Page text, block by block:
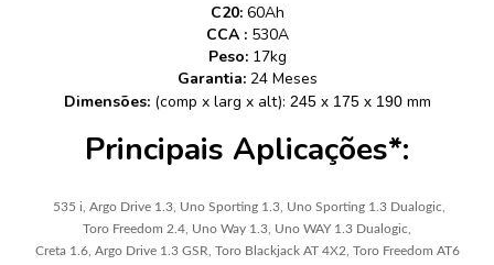
C20:60Ah
CCA :530A
Peso:17kg
Garantia:24 Meses
Dimensões:(comp x larg x alt): 245 x 175 x 190mm
Principais Aplicações*:
535 i, Argo Drive 1.3, Uno Sporting 1.3, Uno Sporting 1.3 Dualogic,
Toro Freedom 2.4, Uno Way 1.3, Uno WAY 1.3 Dualogic
Creta 1.6, Argo Drive1.3 GSR, ToroBlackjack AT 4X2, Toro Freedom AT6